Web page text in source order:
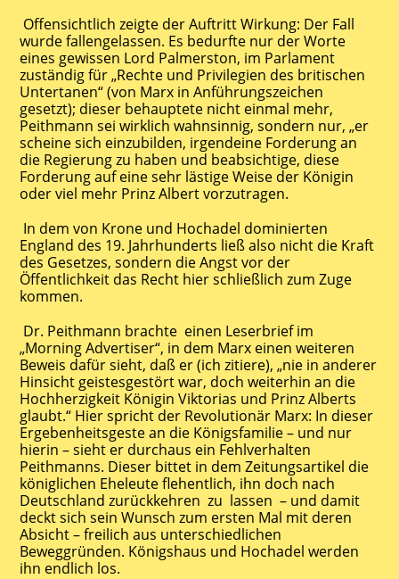
Offensichtlich zeigte der Auftritt Wirkung: Der Fall
wurde fallengelassen. Es bedurfte nur der Worte
eines gewissen Lord Palmerston, im Parlament
zuständig für „Rechte und Privilegien des britischen
Untertanen“ (von Marx in Anführungszeichen
gesetzt); dieser behauptete nicht einmal mehr,
Peithmann sei wirklich wahnsinnig, sondern nur, „er
scheine sich einzubilden, irgendeine Forderung an
die Regierung zu haben und beabsichtige, diese
Forderung auf eine sehr lästige Weise der Königin
oder viel mehr Prinz Albert vorzutragen.
In dem von Krone und Hochadel dominierten
England des 19. Jahrhunderts ließ also nicht die Kraft
des Gesetzes, sondern die Angst vor der
Öffentlichkeit das Recht hier schließlich zum Zuge
kommen.
Dr. Peithmann brachte einen Leserbrief im
„Morning Advertiser“, in dem Marx einen weiteren
Beweis dafür sieht, daß er (ich zitiere), „nie in anderer
Hinsicht geistesgestört war, doch weiterhin an die
Hochherzigkeit Königin Viktorias und Prinz Alberts
glaubt.“ Hier spricht der Revolutionär Marx: In dieser
Ergebenheitsgeste an die Königsfamilie – und nur
hierin – sieht er durchaus ein Fehlverhalten
Peithmanns. Dieser bittet in dem Zeitungsartikel die
königlichen Eheleute flehentlich, ihn doch nach
Deutschland zurückkehren zu lassen – und damit
deckt sich sein Wunsch zum ersten Mal mit deren
Absicht – freilich aus unterschiedlichen
Beweggründen. Königshaus und Hochadel werden
ihn endlich los.